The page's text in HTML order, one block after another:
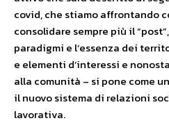
covid, che stiamo affrontando
consolidare sempre più il
paradigmi e l’essenza dei
e elementi d’interessi e
alla comunità – si pone come
il nuovo sistema di relazioni
lavorativa.